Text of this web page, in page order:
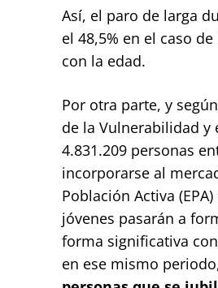
Así, el paro de larga
el 48,5% en el caso
con la edad.
Por otra parte, y
de la Vulnerabilidad y
4.831.209 personas
incorporarse al
Población Activa
jóvenes pasarán a
forma significativa
en ese mismo